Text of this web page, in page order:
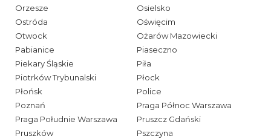
Orzesze
Osielsko
Ostróda
Oświęcim
Otwock
Ożarów Mazowiecki
Pabianice
Piaseczno
Piekary Śląskie
Piła
Piotrków Trybunalski
Płock
Płońsk
Police
Poznań
Praga Północ Warszawa
Praga Południe Warszawa
Pruszcz Gdański
Pruszków
Pszczyna